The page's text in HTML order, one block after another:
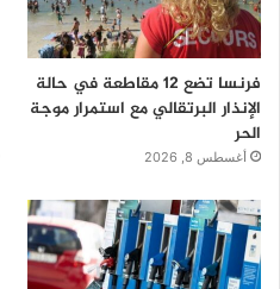
فرنسا تضع 12 مقاطعة في حالة
الإنذار البرتقالي مع استمرار موجة
الحر
أغسطس 8, 2026